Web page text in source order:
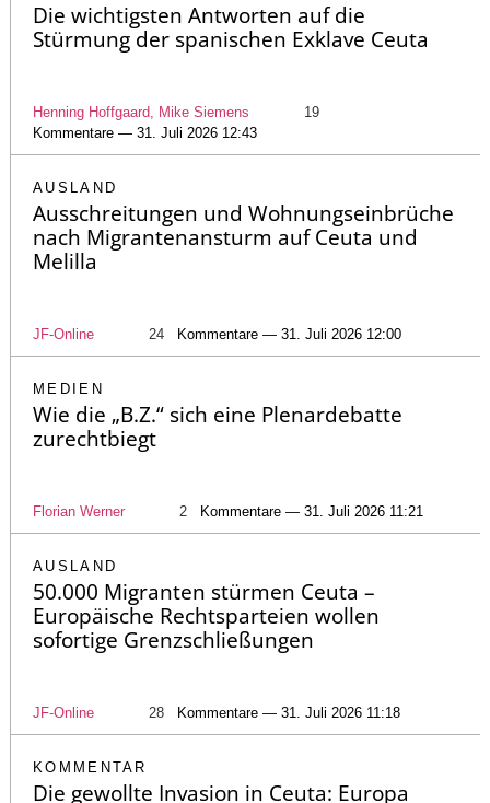
Die wichtigsten Antworten auf die
Stürmung der spanischen Exklave Ceuta
Henning Hoffgaard, Mike Siemens
19
Kommentare — 31. Juli 2026 12:43
AUSLAND
Ausschreitungen und Wohnungseinbrüche
nach Migrantenansturm auf Ceuta und
Melilla
JF-Online 24 Kommentare — 31. Juli 2026 12:00
MEDIEN
Wie die „B.Z.“ sich eine Plenardebatte
zurechtbiegt
Florian Werner 2 Kommentare — 31. Juli 2026 11:21
AUSLAND
50.000 Migranten stürmen Ceuta –
Europäische Rechtsparteien wollen
sofortige Grenzschließungen
JF-Online 28 Kommentare — 31. Juli 2026 11:18
KOMMENTAR
Die gewollte Invasion in Ceuta: Europa